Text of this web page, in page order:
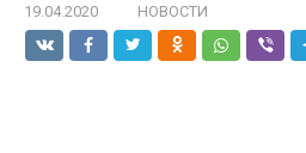
19.04.2020
НОВОСТИ